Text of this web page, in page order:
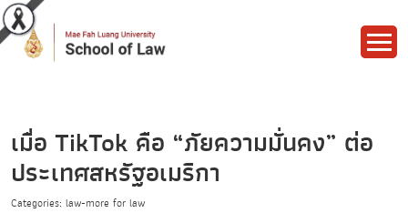
เมื่อ TikTok คือ “ภัยความมั่นคง” ต่อ
ประเทศสหรัฐอเมริกา
Categories: law-more for law